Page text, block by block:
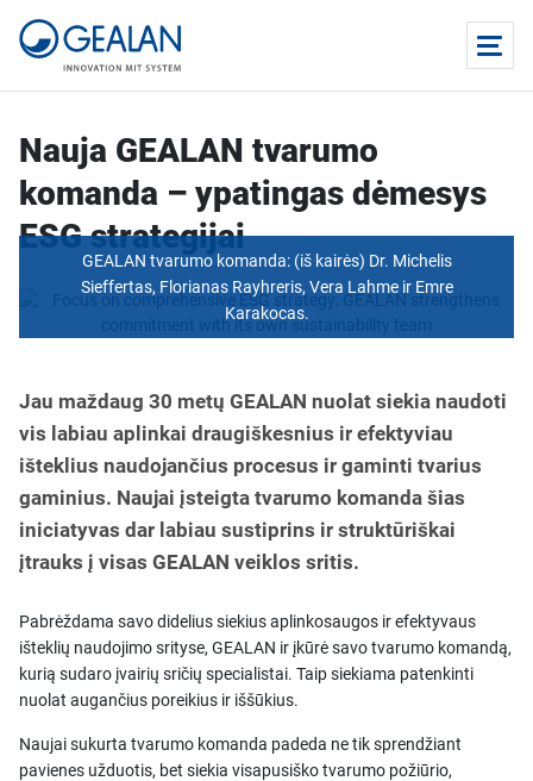
Nauja GEALAN tvarumo
komanda – ypatingas dėmesys
ESG strategijai
GEALAN tvarumo komanda: (iš kairės) Dr. Michelis
Sieffertas, Florianas Rayhreris, Vera Lahme ir Emre
Karakocas.
Jau maždaug 30 metų GEALAN nuolat siekia naudoti
vis labiau aplinkai draugiškesnius ir efektyviau
išteklius naudojančius procesus ir gaminti tvarius
gaminius. Naujai įsteigta tvarumo komanda šias
iniciatyvas dar labiau sustiprins ir struktūriškai
įtrauks į visas GEALAN veiklos sritis.
Pabrėždama savo didelius siekius aplinkosaugos ir efektyvaus
išteklių naudojimo srityse, GEALAN ir įkūrė savo tvarumo komandą,
kurią sudaro įvairių sričių specialistai. Taip siekiama patenkinti
nuolat augančius poreikius ir iššūkius.
Naujai sukurta tvarumo komanda padeda ne tik sprendžiant
pavienes užduotis, bet siekia visapusiško tvarumo požiūrio,